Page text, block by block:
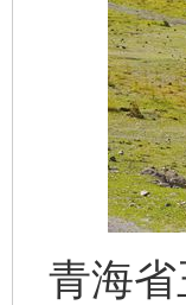
青海